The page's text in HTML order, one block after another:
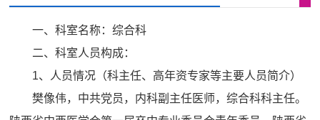
一、科室名称：综合科
二、科室人员构成：
1、人员情况（科主任、高年资专家等主要人员简介）
樊像伟，中共党员，内科副主任医师，综合科科主任。